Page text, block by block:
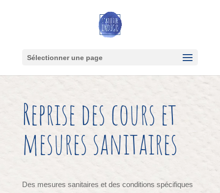
Sélectionner une page
Reprise des cours et
mesures sanitaires
Des mesures sanitaires et des conditions spécifiques